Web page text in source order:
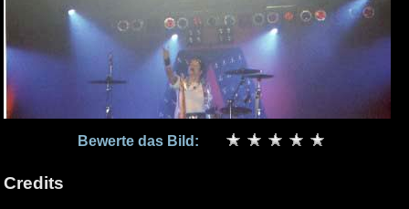
Bewerte das Bild:
Credits